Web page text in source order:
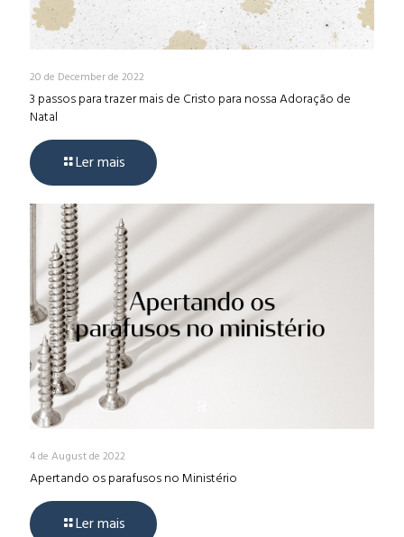
20 de December de 2022
3 passos para trazer mais de Cristo para nossa Adoração de
Natal
Ler mais
4 de August de 2022
Apertando os parafusos no Ministério
Ler mais